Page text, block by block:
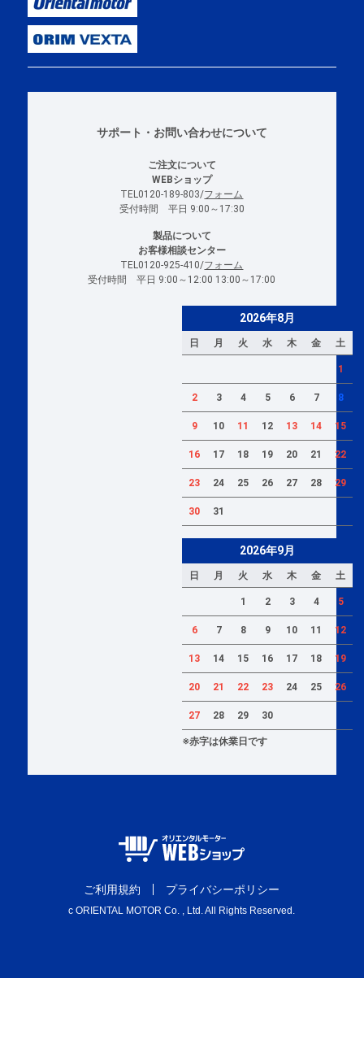
サポート・お問い合わせについて
ご注文について
WEBショップ
TEL0120-189-803/フォーム
受付時間 平日 9:00～17:30
製品について
お客様相談センター
TEL0120-925-410/フォーム
受付時間 平日 9:00～12:00 13:00～17:00
ご利用規約 プライバシーポリシー
c ORIENTAL MOTOR Co. , Ltd. All Rights Reserved.
2026年8月
日 月 火 水 木 金 土
1
2 3 4 5 6 7 8
9 10 11 12 13 14 15
16 17 18 19 20 21 22
23 24 25 26 27 28 29
30 31
2026年9月
日 月 火 水 木 金 土
1 2 3 4 5
6 7 8 9 10 11 12
13 14 15 16 17 18 19
20 21 22 23 24 25 26
27 28 29 30
※赤字は休業日です